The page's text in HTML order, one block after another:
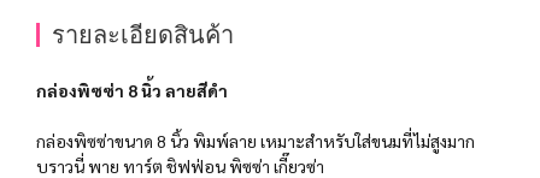
รายละเอียดสินค้า
กล่องพิซซ่า 8 นิ้ว ลายสีดำ
กล่องพิซซ่าขนาด 8 นิ้ว พิมพ์ลาย เหมาะสำหรับใส่ขนมที่ไม่สูงมาก
บราวนี่ พาย ทาร์ต ชิฟฟ่อน พิซซ่า เกี๊ยวซ่า